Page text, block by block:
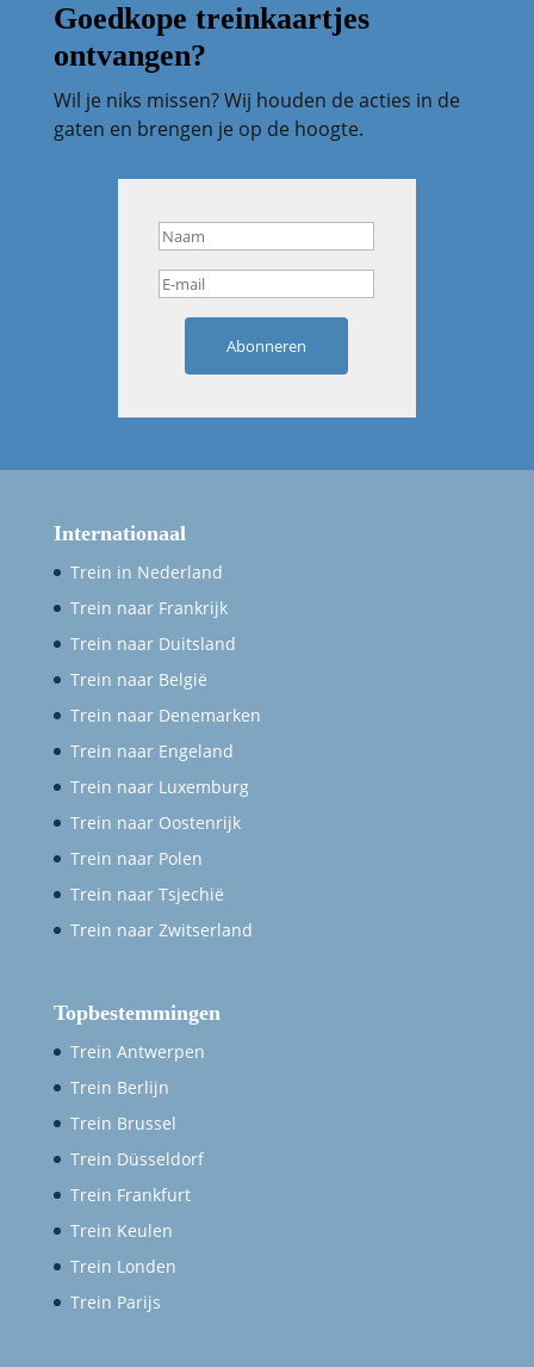
Goedkope treinkaartjes
ontvangen?
Wil je niks missen? Wij houden de acties in de
gaten en brengen je op de hoogte.
Abonneren
Internationaal
Trein in Nederland
Trein naar Frankrijk
Trein naar Duitsland
Trein naar België
Trein naar Denemarken
Trein naar Engeland
Trein naar Luxemburg
Trein naar Oostenrijk
Trein naar Polen
Trein naar Tsjechië
Trein naar Zwitserland
Topbestemmingen
Trein Antwerpen
Trein Berlijn
Trein Brussel
Trein Düsseldorf
Trein Frankfurt
Trein Keulen
Trein Londen
Trein Parijs